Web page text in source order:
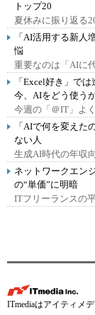
トップ20
夏休みに振り返る
「AI活用する新
悩
重要なのは「AIに
「Excel好き」で
今、AIをどう使う
今週の「＠IT」よ
「AIで何を変えた
ない人
生成AI時代の年収
ネットワークエン
の“単価”に明暗
ITフリーランスの
ITmediaはアイティメ